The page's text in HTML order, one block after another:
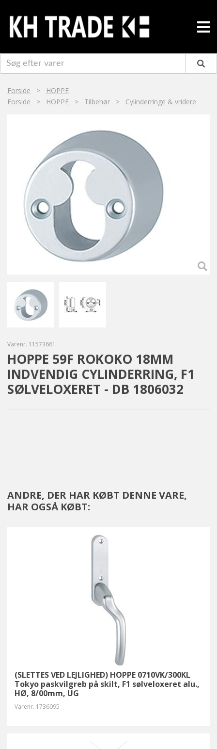
Forside >
HOPPE
Forside > HOPPE > Tilbehør > Cylinderringe & vridere
Varenr. 11573661
HOPPE 59F ROKOKO 18MM
INDVENDIG CYLINDERRING, F1
SØLVELOXERET - DB 1806032
ANDRE, DER HAR KØBT DENNE VARE,
HAR OGSÅ KØBT:
(SLETTES VED LEJLIGHED) HOPPE 0710VK/300KL
Tokyo paskvilgreb på skilt, F1 sølveloxeret alu.,
HØ, 8/00mm, UG
Varenr. 1736095